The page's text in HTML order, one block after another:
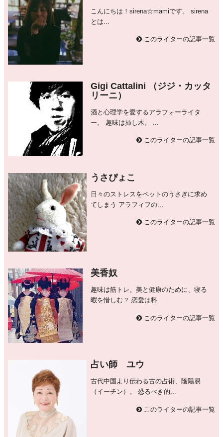
こんにちは！sirena☆mamiです。 sirena
とは...
このライターの記事一覧
Gigi Cattalini （ジジ・カッタ
リーニ）
酒と心理学を愛するアラフォーライタ
ー。 趣味は挿し木。 ...
このライターの記事一覧
うさぴょこ
日々のストレスをペットのうさぎに求め
てしまう アラフィフの...
このライターの記事一覧
美香奴
趣味は筋トレ。美と健康のために、寝る
暇を惜しむ？ 恋愛は料...
このライターの記事一覧
占い師 ユウ
古代中国より伝わる古の占術、陰陽易
（イーチン）。 恐るべき的...
このライターの記事一覧